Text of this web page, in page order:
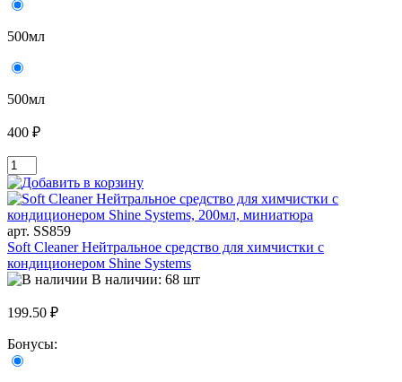
500мл
500мл
400 ₽
арт. SS859
Soft Cleaner Нейтральное средство для химчистки с
кондиционером Shine Systems
В наличии: 68 шт
199.50 ₽
Бонусы: